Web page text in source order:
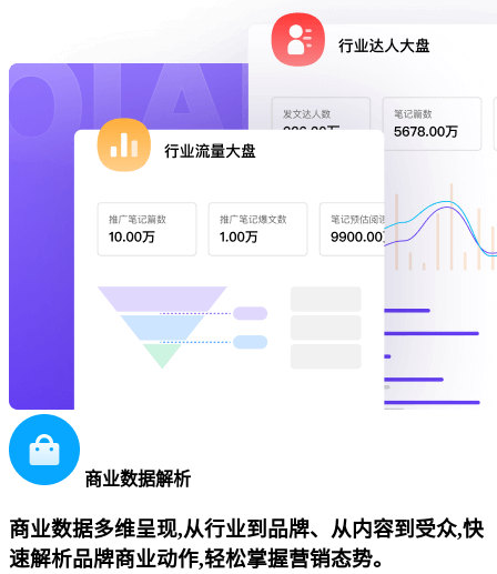
商业数据解析
商业数据多维呈现,从行业到品牌、从内容到受众,快
速解析品牌商业动作,轻松掌握营销态势。